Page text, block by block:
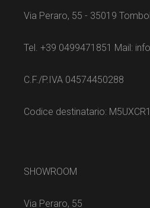
Via Peraro, 55 - 35019
Tel. +39 0499471851 Mail:
C.F./P.IVA 04574450288
Codice destinatario:
SHOWROOM
Via Peraro, 55